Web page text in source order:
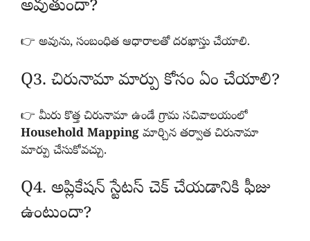
అవుతుందా?
👉 అవును, సంబంధిత ఆధారాలతో దరఖాస్తు చేయాలి.
Q3. చిరునామా మార్పు కోసం ఏం చేయాలి?
👉 మీరు కొత్త చిరునామా ఉండే గ్రామ సచివాలయంలో
Household Mapping మార్చిన తర్వాత చిరునామా
మార్పు చేసుకోవచ్చు.
Q4. అప్లికేషన్ స్టేటస్ చెక్ చేయడానికి ఫీజు
ఉంటుందా?